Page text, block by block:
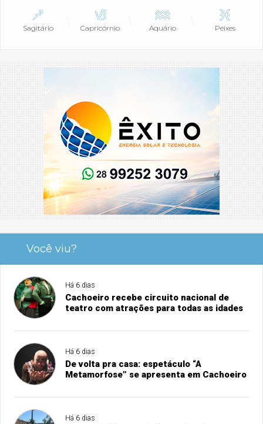
Sagitário Capricórnio Aquário Peixes
Você viu?
Há 6 dias
Cachoeiro recebe circuito nacional de
teatro com atrações para todas as idades
Há 6 dias
De volta pra casa: espetáculo “A
Metamorfose” se apresenta em Cachoeiro
Há 6 dias